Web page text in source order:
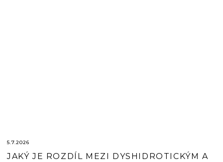
JAKÝ JE ROZDÍL MEZI DYSHIDROTICKÝM A
5.7.2026